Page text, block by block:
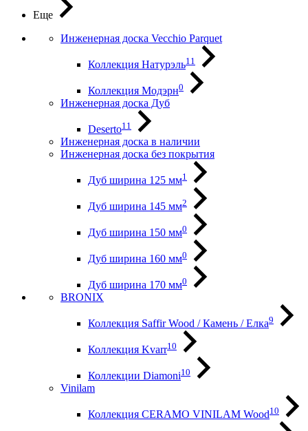
Еще
Инженерная доска Vecchio Parquet
Коллекция Натурэль11
Коллекция Модэрн0
Инженерная доска Дуб
Deserto11
Инженерная доска в наличии
Инженерная доска без покрытия
Дуб ширина 125 мм1
Дуб ширина 145 мм2
Дуб ширина 150 мм0
Дуб ширина 160 мм0
Дуб ширина 170 мм0
BRONIX
Коллекция Saffir Wood / Камень / Елка9
Коллекция Kvarr10
Коллекции Diamoni10
Vinilam
Коллекция CERAMO VINILAM Wood10